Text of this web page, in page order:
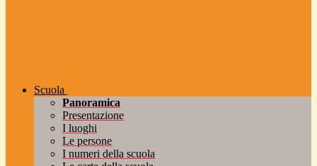
Scuola
Panoramica
Presentazione
I luoghi
Le persone
I numeri della scuola